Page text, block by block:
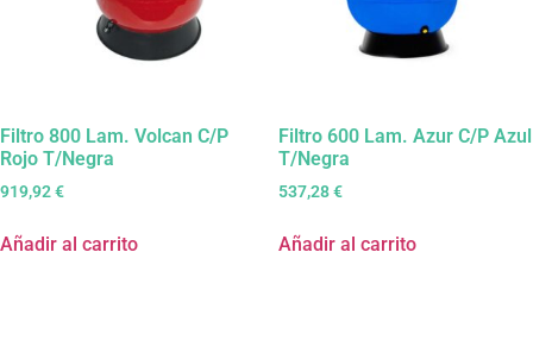
Filtro 800 Lam. Volcan C/P
Rojo T/Negra
919,92€
Añadir al carrito
Filtro 600 Lam. Azur C/P Azul
T/Negra
537,28€
Añadir al carrito